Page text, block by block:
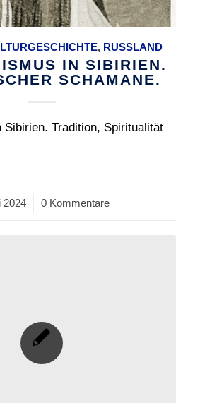
, RUSSLAND
IN SIBIRIEN.
SCHAMANE.
Sibirien. Tradition, Spiritualität
2024 0 Kommentare